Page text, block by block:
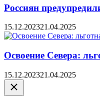
Россиян
15.12.202321.04.2025
Освоение Севера:
15.12.202321.04.2025
Закрыть